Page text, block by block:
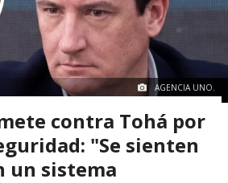
AGENCIA UNO.
contra Tohá por
"Se sienten
un sistema